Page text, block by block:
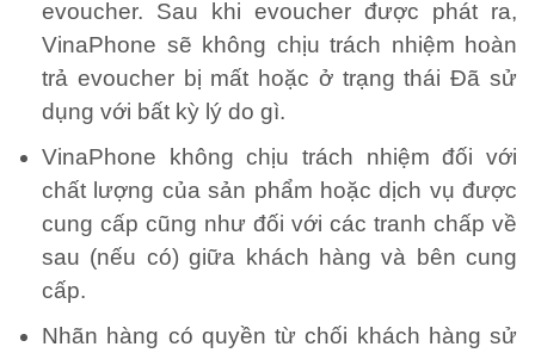
evoucher. Sau khi evoucher được phát ra,
VinaPhone sẽ không chịu trách nhiệm hoàn
trả evoucher bị mất hoặc ở trạng thái Đã sử
dụng với bất kỳ lý do gì.
VinaPhone không chịu trách nhiệm đối với
chất lượng của sản phẩm hoặc dịch vụ được
cung cấp cũng như đối với các tranh chấp về
sau (nếu có) giữa khách hàng và bên cung
cấp.
Nhãn hàng có quyền từ chối khách hàng sử